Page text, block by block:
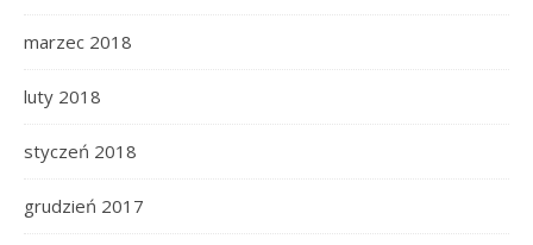
marzec 2018
luty 2018
styczeń 2018
grudzień 2017